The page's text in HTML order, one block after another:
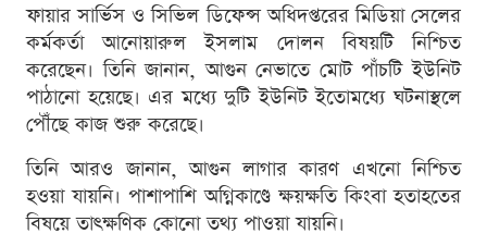
ফায়ার সার্ভিস ও সিভিল ডিফেন্স অধিদপ্তরের মিডিয়া সেলের
কর্মকর্তা আনোয়ারুল ইসলাম দোলন বিষয়টি নিশ্চিত
করেছেন। তিনি জানান, আগুন নেভাতে মোট পাঁচটি ইউনিট
পাঠানো হয়েছে। এর মধ্যে দুটি ইউনিট ইতোমধ্যে ঘটনাস্থলে
পৌঁছে কাজ শুরু করেছে।
তিনি আরও জানান, আগুন লাগার কারণ এখনো নিশ্চিত
হওয়া যায়নি। পাশাপাশি অগ্নিকাণ্ডে ক্ষয়ক্ষতি কিংবা হতাহতের
বিষয়ে তাৎক্ষণিক কোনো তথ্য পাওয়া যায়নি।